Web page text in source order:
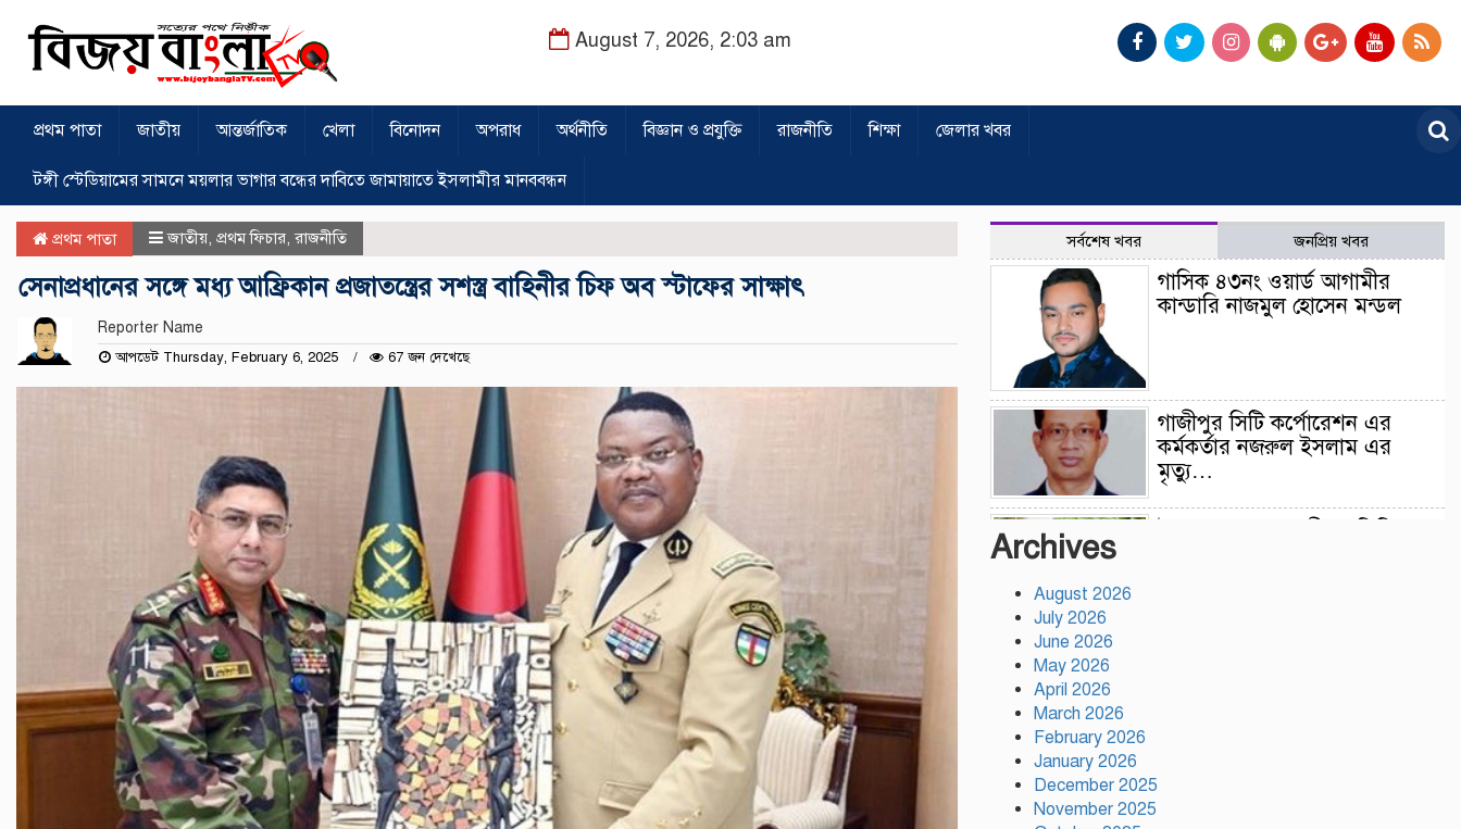
August 7, 2026, 2:03 am
প্রথম পাতা জাতীয় আন্তর্জাতিক খেলা বিনোদন অপরাধ অর্থনীতি বিজ্ঞান ও প্রযুক্তি রাজনীতি শিক্ষা জেলার খবর
টঙ্গী স্টেডিয়ামের সামনে ময়লার ভাগার বন্ধের দাবিতে জামায়াতে ইসলামীর মানববন্ধন
প্রথম পাতা জাতীয় প্রথম ফিচার রাজনীতি
সেনাপ্রধানের সঙ্গে মধ্য আফ্রিকান প্রজাতন্ত্রের সশস্ত্র বাহিনীর চিফ অব স্টাফের সাক্ষাৎ
Reporter Name
আপডেট Thursday, February 6, 2025 67 জন দেখেছে
সর্বশেষ খবর জনপ্রিয় খবর
গাসিক ৪৩নং ওয়ার্ড আগামীর
কান্ডারি নাজমুল হোসেন মন্ডল
গাজীপুর সিটি কর্পোরেশন এর
কর্মকর্তার নজরুল ইসলাম এর
মৃত্যু…
Archives
August 2026
July 2026
June 2026
May 2026
April 2026
March 2026
February 2026
January 2026
December 2025
November 2025